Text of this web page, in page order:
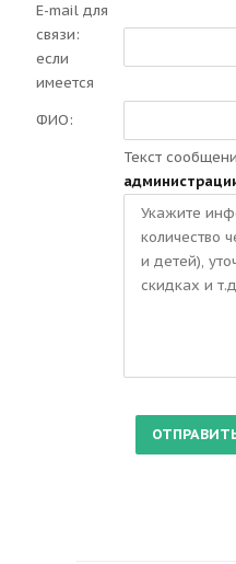
E-mail для
связи:
если
имеется
ФИО:
Текст